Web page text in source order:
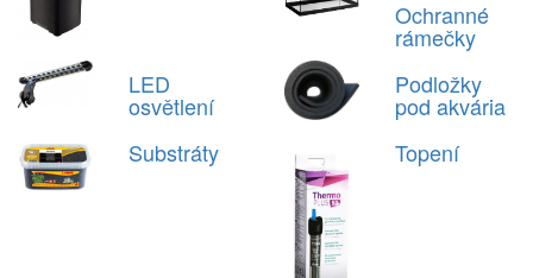
Ochranné
rámečky
LED
osvětlení
Podložky
pod akvária
Substráty
Topení